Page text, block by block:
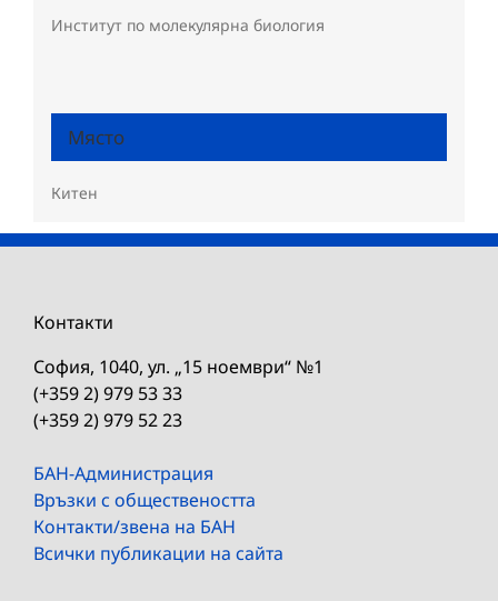
Институт по молекулярна биология
Място
Китен
Контакти
София, 1040, ул. „15 ноември“ №1
(+359 2) 979 53 33
(+359 2) 979 52 23
БАН-Администрация
Връзки с обществеността
Контакти/звена на БАН
Всички публикации на сайта